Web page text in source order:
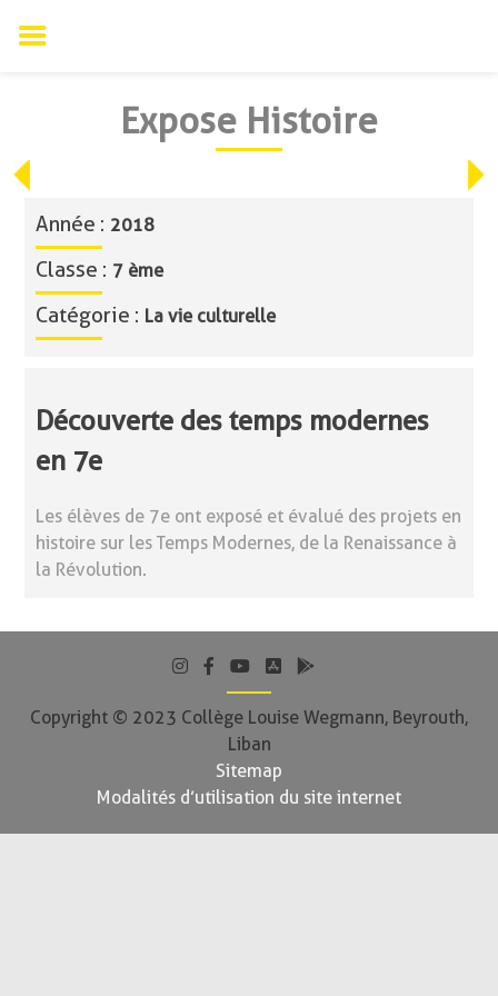
Expose Histoire
Année : 2018
Classe : 7 ème
Catégorie : La vie culturelle
Découverte des temps modernes
en 7e
Les élèves de 7e ont exposé et évalué des projets en
histoire sur les Temps Modernes, de la Renaissance à
la Révolution.
Copyright © 2023 Collège Louise Wegmann, Beyrouth,
Liban
Sitemap
Modalités d’utilisation du site internet